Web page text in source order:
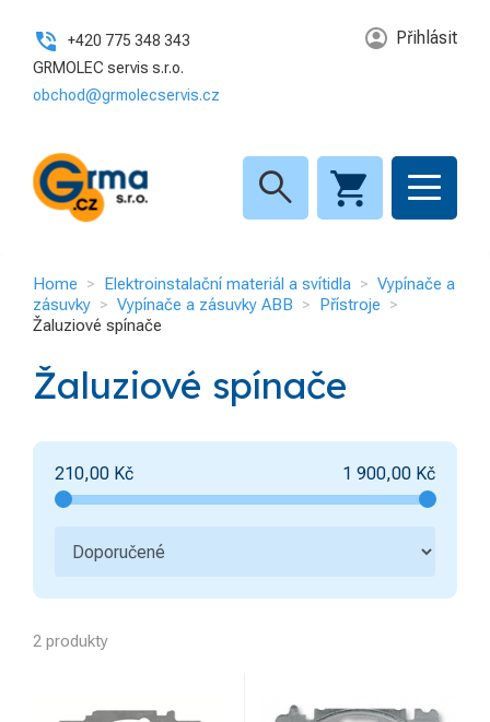
+420 775 348 343
GRMOLEC servis s.r.o.
obchod@grmolecservis.cz
Přihlásit
search
Home Elektroinstalační materiál a svítidla
Vypínače a
zásuvky
Vypínače a zásuvky ABB
Přístroje
Žaluziové spínače
Žaluziové spínače
210,00 Kč 1 900,00 Kč
2 produkty